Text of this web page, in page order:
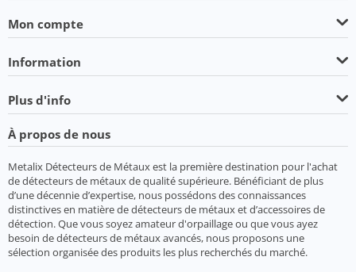
Mon compte
Information
Plus d'info
À propos de nous
Metalix Détecteurs de Métaux est la première destination pour l'achat
de détecteurs de métaux de qualité supérieure. Bénéficiant de plus
d’une décennie d’expertise, nous possédons des connaissances
distinctives en matière de détecteurs de métaux et d’accessoires de
détection. Que vous soyez amateur d'orpaillage ou que vous ayez
besoin de détecteurs de métaux avancés, nous proposons une
sélection organisée des produits les plus recherchés du marché.